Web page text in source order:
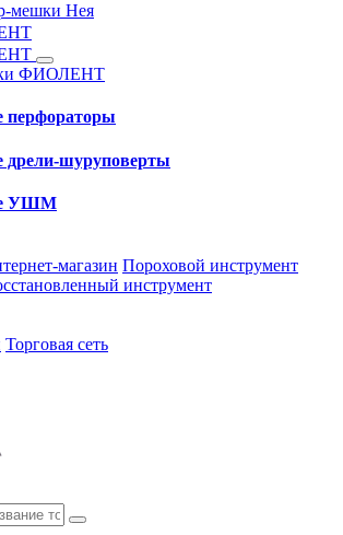
мешки Нея
ФИОЛЕНТ
перфораторы
шуруповерты
УШМ
магазин Пороховой инструмент
инструмент
Торговая сеть